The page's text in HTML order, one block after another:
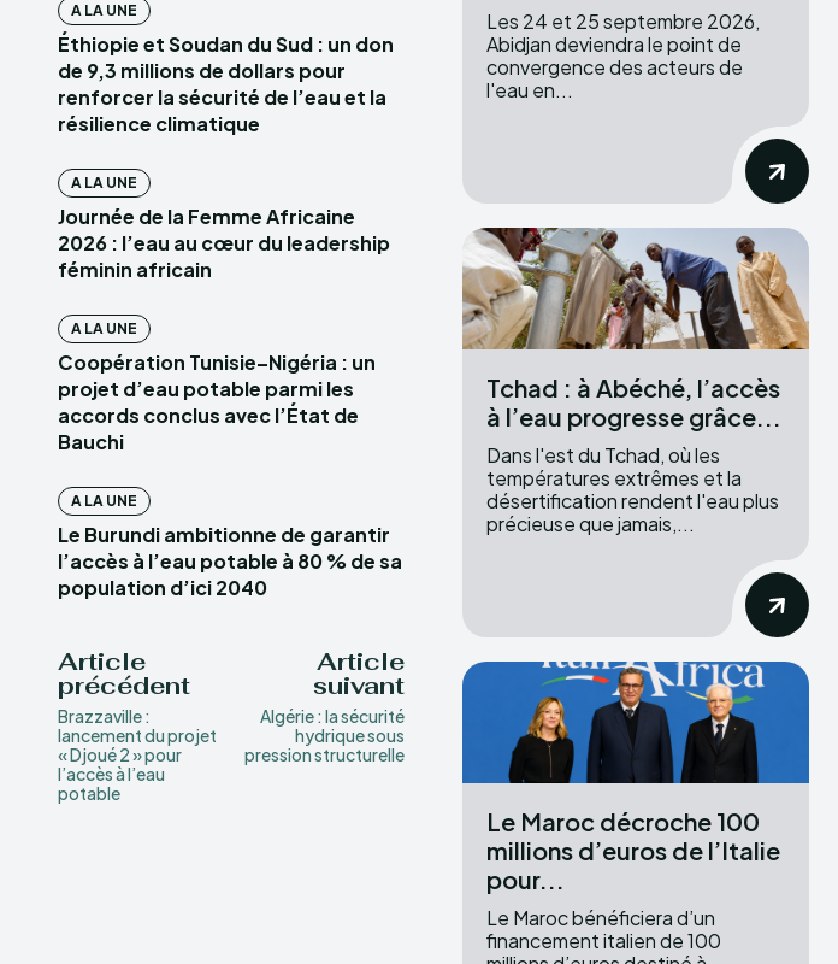
A LA UNE
Éthiopie et Soudan du Sud : un don
de 9,3 millions de dollars pour
renforcer la sécurité de l’eau et la
résilience climatique
A LA UNE
Journée de la Femme Africaine
2026 : l’eau au cœur du leadership
féminin africain
A LA UNE
Coopération Tunisie–Nigéria : un
projet d’eau potable parmi les
accords conclus avec l’État de
Bauchi
A LA UNE
Le Burundi ambitionne de garantir
l’accès à l’eau potable à 80 % de sa
population d’ici 2040
Article
précédent
Brazzaville :
lancement du projet
« Djoué 2 » pour
l’accès à l’eau
potable
Article
suivant
Algérie : la sécurité
hydrique sous
pression structurelle
Les 24 et 25 septembre 2026,
Abidjan deviendra le point de
convergence des acteurs de
l'eau en...
Tchad : à Abéché, l’accès
à l’eau progresse grâce...
Dans l'est du Tchad, où les
températures extrêmes et la
désertification rendent l'eau plus
précieuse que jamais,...
Le Maroc décroche 100
millions d’euros de l’Italie
pour...
Le Maroc bénéficiera d’un
financement italien de 100